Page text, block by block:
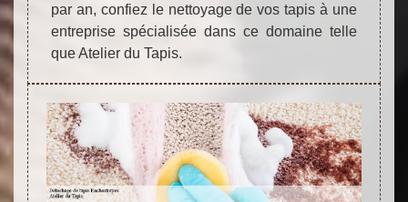
par an, confiez le nettoyage de vos tapis à une
entreprise spécialisée dans ce domaine telle
que Atelier du Tapis.